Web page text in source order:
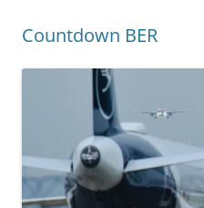
Countdown BER